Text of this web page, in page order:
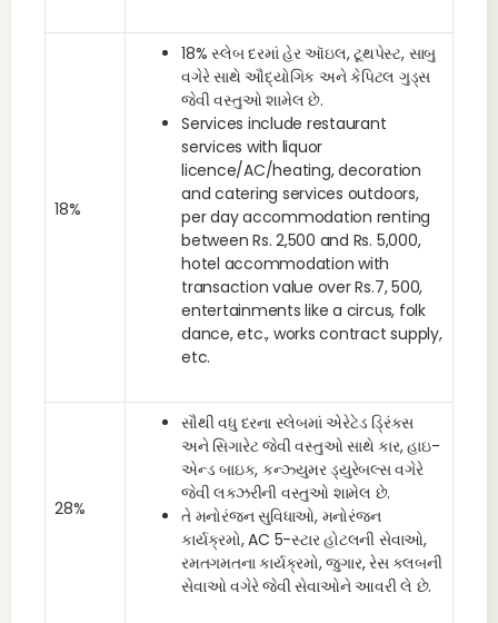
18%
18% સ્લેબ દરમાં હેર ઑઇલ, ટૂથપેસ્ટ, સાબુ
વગેરે સાથે ઔદ્યોગિક અને કેપિટલ ગુડ્સ
જેવી વસ્તુઓ શામેલ છે.
Services include restaurant
services with liquor
licence/AC/heating, decoration
and catering services outdoors,
per day accommodation renting
between Rs. 2,500 and Rs. 5,000,
hotel accommodation with
transaction value over Rs.7, 500,
entertainments like a circus, folk
dance, etc., works contract supply,
etc.
28%
સૌથી વધુ દરના સ્લેબમાં એરેટેડ ડ્રિંક્સ
અને સિગારેટ જેવી વસ્તુઓ સાથે કાર, હાઇ-
એન્ડ બાઇક, કન્ઝ્યુમર ડ્યુરેબલ્સ વગેરે
જેવી લક્ઝરીની વસ્તુઓ શામેલ છે.
તે મનોરંજન સુવિધાઓ, મનોરંજન
કાર્યક્રમો, AC 5-સ્ટાર હોટલની સેવાઓ,
રમતગમતના કાર્યક્રમો, જુગાર, રેસ ક્લબની
સેવાઓ વગેરે જેવી સેવાઓને આવરી લે છે.